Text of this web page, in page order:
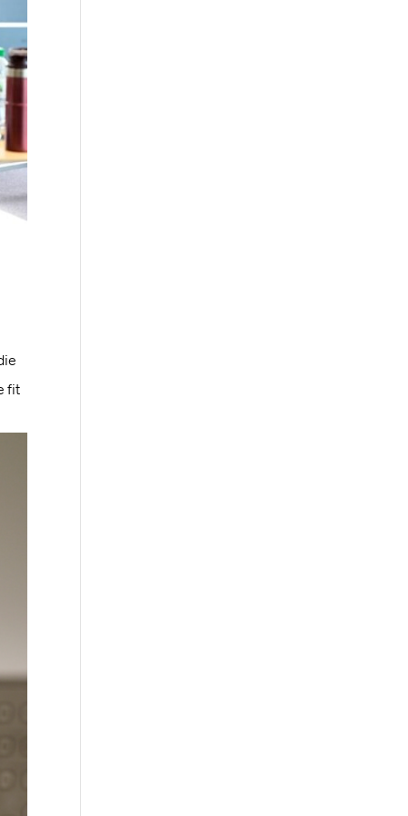
fit